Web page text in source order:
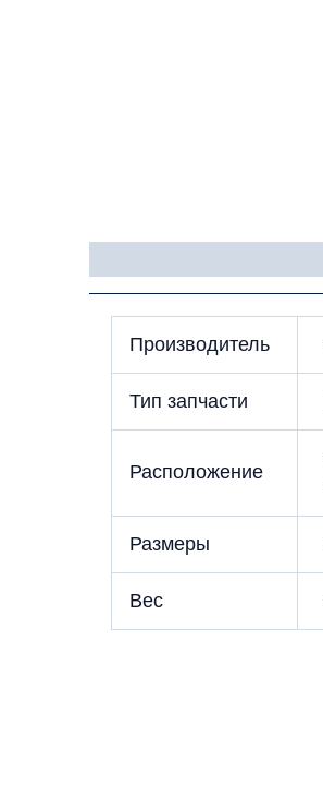
Производитель
Тип запчасти
Расположение
Размеры
Вес